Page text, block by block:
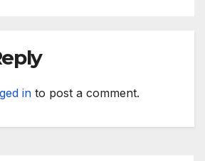
in to post a comment.